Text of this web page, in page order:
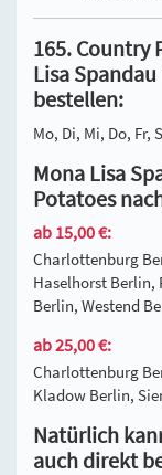
165. Country
Lisa
bestellen:
Mo, Di, Mi, Do, Fr,
Mona Lisa
Potatoes
ab 15,00 €:
Charlottenburg
Haselhorst Berlin,
Berlin, Westend
ab 25,00 €:
Charlottenburg
Kladow Berlin,
Natürlich
auch direkt